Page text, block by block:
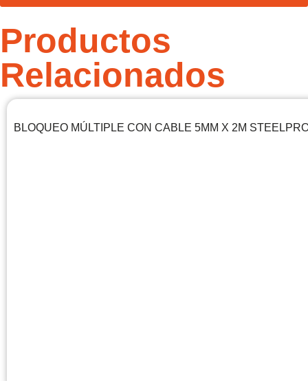
Productos
Relacionados
BLOQUEO MÚLTIPLE CON CABLE 5MM X 2M